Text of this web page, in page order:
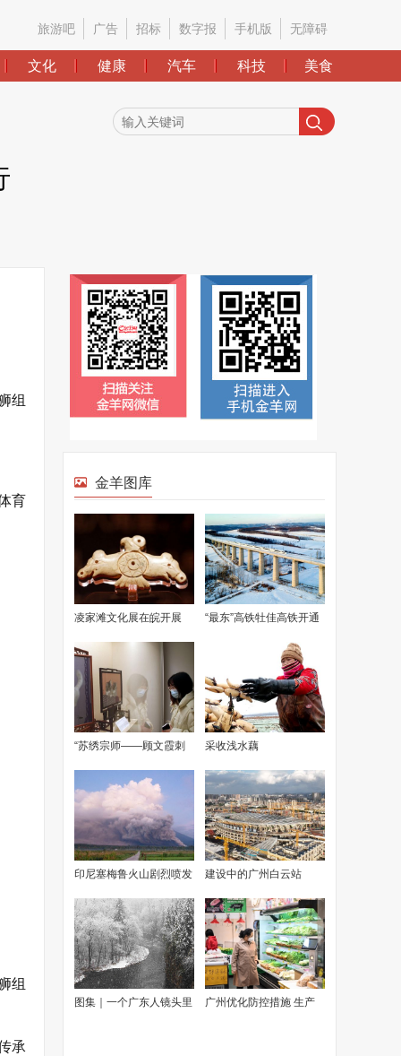
旅游吧 广告 招标 数字报 手机版 无障碍
文化 健康 汽车 科技 美食
组
育
组
承
金羊图库
凌家滩文化展在皖开展
再现5000多年前古人生
活面貌
“最东”高铁牡佳高铁开通
运营一周年 安全运送旅
“苏绣宗师——顾文霞刺
绣艺术回顾展”在苏州博
物馆开展
采收浅水藕
印尼塞梅鲁火山剧烈喷发
处最高警戒级别
建设中的广州白云站
图集｜一个广东人镜头里 广州优化防控措施 生产